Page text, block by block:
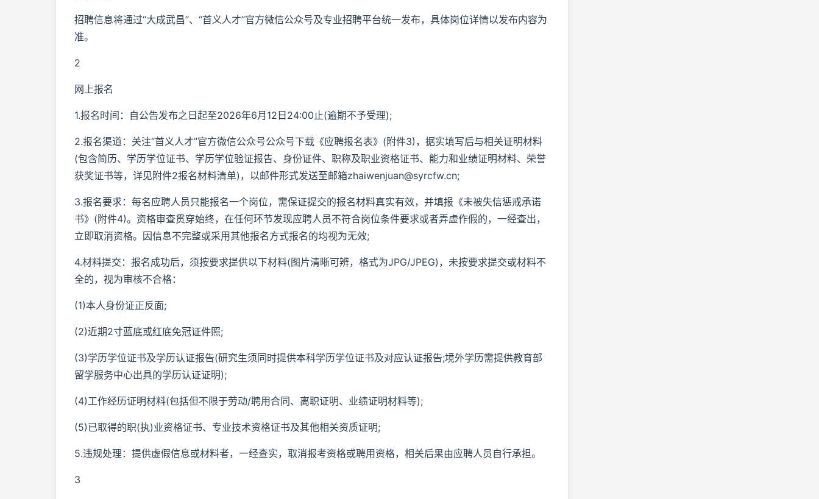
招聘信息将通过“大成武昌”、“首义人才”官方微信公众号及专业招聘平台统一发布，具体岗位详情以发布内容为
准。
2
网上报名
1.报名时间：自公告发布之日起至2026年6月12日24:00止(逾期不予受理);
2.报名渠道：关注“首义人才”官方微信公众号公众号下载《应聘报名表》(附件3)，据实填写后与相关证明材料
(包含简历、学历学位证书、学历学位验证报告、身份证件、职称及职业资格证书、能力和业绩证明材料、荣誉
获奖证书等，详见附件2报名材料清单)，以邮件形式发送至邮箱zhaiwenjuan@syrcfw.cn;
3.报名要求：每名应聘人员只能报名一个岗位，需保证提交的报名材料真实有效，并填报《未被失信惩戒承诺
书》(附件4)。资格审查贯穿始终，在任何环节发现应聘人员不符合岗位条件要求或者弄虚作假的，一经查出，
立即取消资格。因信息不完整或采用其他报名方式报名的均视为无效;
4.材料提交：报名成功后，须按要求提供以下材料(图片清晰可辨，格式为JPG/JPEG)，未按要求提交或材料不
全的，视为审核不合格：
(1)本人身份证正反面;
(2)近期2寸蓝底或红底免冠证件照;
(3)学历学位证书及学历认证报告(研究生须同时提供本科学历学位证书及对应认证报告;境外学历需提供教育部
留学服务中心出具的学历认证证明);
(4)工作经历证明材料(包括但不限于劳动/聘用合同、离职证明、业绩证明材料等);
(5)已取得的职(执)业资格证书、专业技术资格证书及其他相关资质证明;
5.违规处理：提供虚假信息或材料者，一经查实，取消报考资格或聘用资格，相关后果由应聘人员自行承担。
3